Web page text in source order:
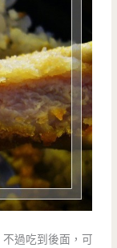
過吃到後面，可